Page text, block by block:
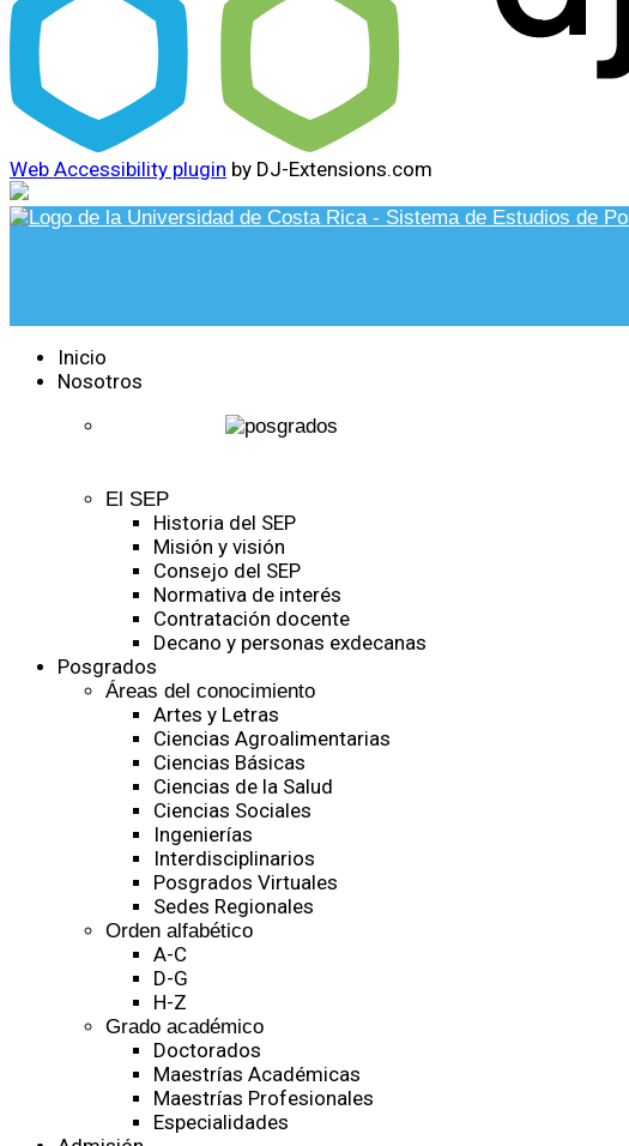
Web Accessibility plugin by DJ-Extensions.com
Inicio
Nosotros
El SEP
Historia del SEP
Misión y visión
Consejo del SEP
Normativa de interés
Contratación docente
Decano y personas exdecanas
Posgrados
Áreas del conocimiento
Artes y Letras
Ciencias Agroalimentarias
Ciencias Básicas
Ciencias de la Salud
Ciencias Sociales
Ingenierías
Interdisciplinarios
Posgrados Virtuales
Sedes Regionales
Orden alfabético
A-C
D-G
H-Z
Grado académico
Doctorados
Maestrías Académicas
Maestrías Profesionales
Especialidades